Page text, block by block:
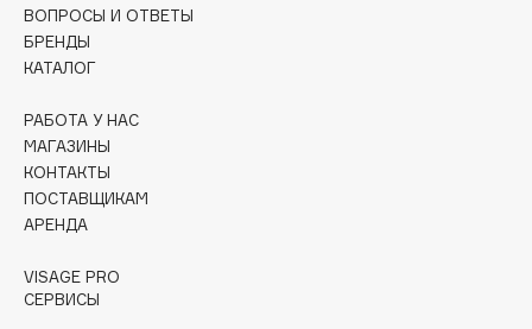
Cottolina
Crescina
Curaprox
D
DABO
ВОПРОСЫ И ОТВЕТЫ
БРЕНДЫ
КАТАЛОГ
РАБОТА У НАС
МАГАЗИНЫ
КОНТАКТЫ
ПОСТАВЩИКАМ
АРЕНДА
VISAGE PRO
СЕРВИСЫ